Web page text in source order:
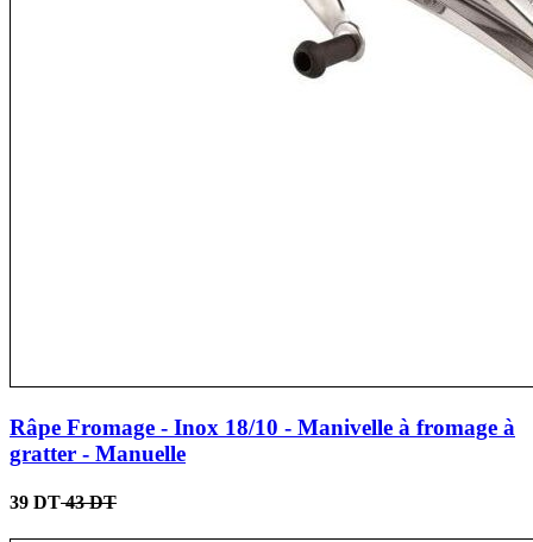
Râpe Fromage - Inox 18/10 - Manivelle à fromage à
gratter - Manuelle
39 DT43 DT